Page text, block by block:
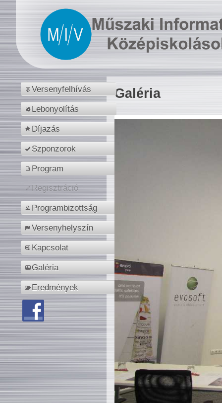
Versenyfelhívás
Lebonyolítás
Díjazás
Szponzorok
Program
Regisztráció
Programbizottság
Versenyhelyszín
Kapcsolat
Galéria
Eredmények
Galéria